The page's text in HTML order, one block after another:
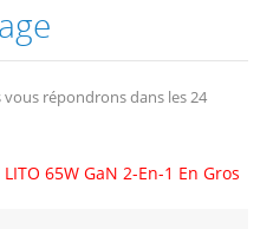
répondrons dans les 24
65W GaN 2-En-1 En Gros